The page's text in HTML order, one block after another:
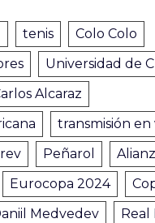
tenis
Colo Colo
Universidad de
Alcaraz
transmisión en
Peñarol
Eurocopa 2024
Medvedev
Real